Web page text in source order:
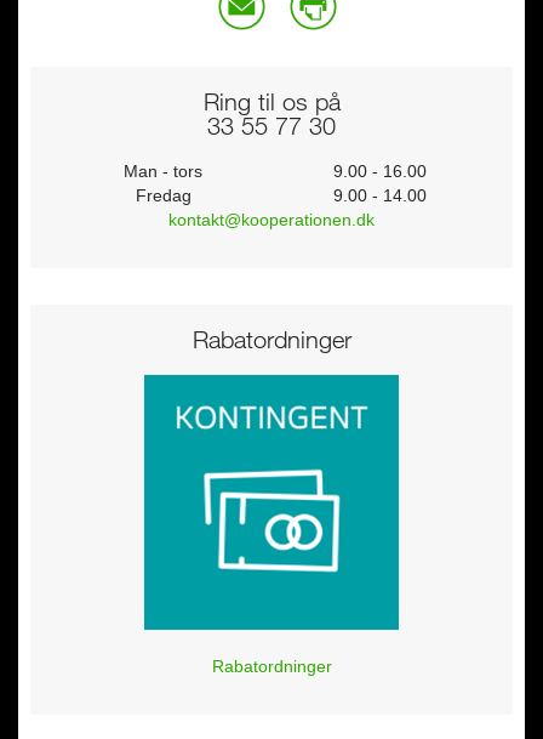
Ring til os på
33 55 77 30
Man - tors
9.00 - 16.00
Fredag
9.00 - 14.00
kontakt@kooperationen.dk
Rabatordninger
Rabatordninger